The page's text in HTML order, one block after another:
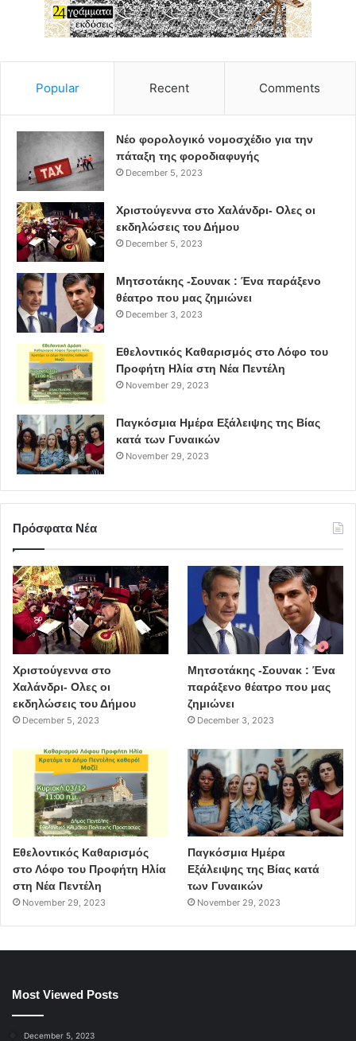
Popular Recent Comments
Νέο φορολογικό νομοσχέδιο για την
πάταξη της φοροδιαφυγής
December 5, 2023
Χριστούγεννα στο Χαλάνδρι- Ολες οι
εκδηλώσεις του Δήμου
December 5, 2023
Μητσοτάκης -Σουνακ : Ένα παράξενο
θέατρο που μας ζημιώνει
December 3, 2023
Εθελοντικός Καθαρισμός στο Λόφο του
Προφήτη Ηλία στη Νέα Πεντέλη
November 29, 2023
Παγκόσμια Ημέρα Εξάλειψης της Βίας
κατά των Γυναικών
November 29, 2023
Πρόσφατα Νέα
Χριστούγεννα στο
Χαλάνδρι- Ολες οι
εκδηλώσεις του Δήμου
December 5, 2023
Μητσοτάκης -Σουνακ : Ένα
παράξενο θέατρο που μας
ζημιώνει
December 3, 2023
Εθελοντικός Καθαρισμός
στο Λόφο του Προφήτη Ηλία
στη Νέα Πεντέλη
November 29, 2023
Παγκόσμια Ημέρα
Εξάλειψης της Βίας κατά
των Γυναικών
November 29, 2023
Most Viewed Posts
December 5, 2023